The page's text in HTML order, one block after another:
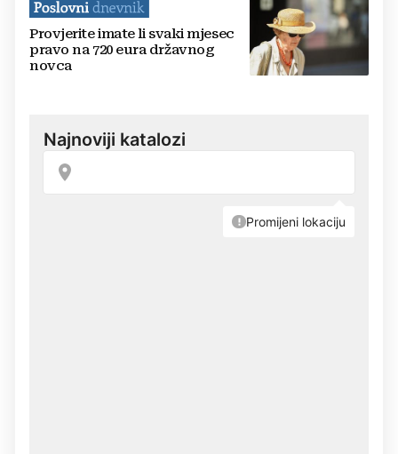
Provjerite imate li svaki mjesec
pravo na 720 eura državnog
novca